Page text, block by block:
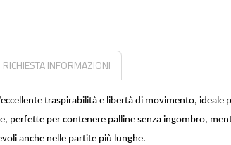
RICHIESTA INFORMAZIONI
traspirabilità e libertà di movimento, ideale
perfette per contenere palline senza ingombro,
anche nelle partite più lunghe.